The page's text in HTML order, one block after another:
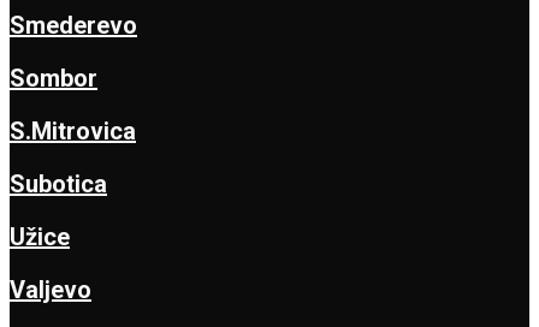
Smederevo
Sombor
S.Mitrovica
Subotica
Užice
Valjevo